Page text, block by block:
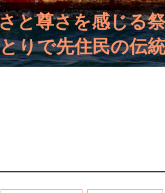
と尊さを感じる
りで先住民の伝